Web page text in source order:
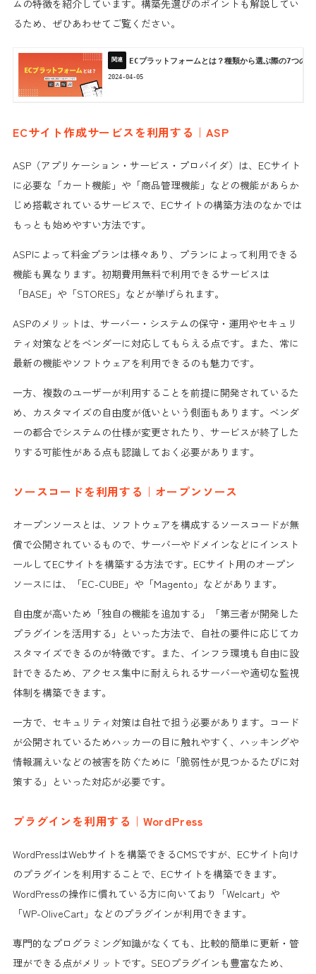
ムの特徴を紹介しています。構築先選びのポイントも解説してい
るため、ぜひあわせてご覧ください。
ECプラットフォームとは？種類から選ぶ際の7つの
2024-04-05
ECサイト作成サービスを利用する｜ASP
ASP（アプリケーション・サービス・プロバイダ）は、ECサイト
に必要な「カート機能」や「商品管理機能」などの機能があらか
じめ搭載されているサービスで、ECサイトの構築方法のなかでは
もっとも始めやすい方法です。
ASPによって料金プランは様々あり、プランによって利用できる
機能も異なります。初期費用無料で利用できるサービスは
「BASE」や「STORES」などが挙げられます。
ASPのメリットは、サーバー・システムの保守・運用やセキュリ
ティ対策などをベンダーに対応してもらえる点です。また、常に
最新の機能やソフトウェアを利用できるのも魅力です。
一方、複数のユーザーが利用することを前提に開発されているた
め、カスタマイズの自由度が低いという側面もあります。ベンダ
ーの都合でシステムの仕様が変更されたり、サービスが終了した
りする可能性がある点も認識しておく必要があります。
ソースコードを利用する｜オープンソース
オープンソースとは、ソフトウェアを構成するソースコードが無
償で公開されているもので、サーバーやドメインなどにインスト
ールしてECサイトを構築する方法です。ECサイト用のオープン
ソースには、「EC-CUBE」や「Magento」などがあります。
自由度が高いため「独自の機能を追加する」「第三者が開発した
プラグインを活用する」といった方法で、自社の要件に応じてカ
スタマイズできるのが特徴です。また、インフラ環境も自由に設
計できるため、アクセス集中に耐えられるサーバーや適切な監視
体制を構築できます。
一方で、セキュリティ対策は自社で担う必要があります。コード
が公開されているためハッカーの目に触れやすく、ハッキングや
情報漏えいなどの被害を防ぐために「脆弱性が見つかるたびに対
策する」といった対応が必要です。
プラグインを利用する｜WordPress
WordPressはWebサイトを構築できるCMSですが、ECサイト向け
のプラグインを利用することで、ECサイトを構築できます。
WordPressの操作に慣れている方に向いており「Welcart」や
「WP-OliveCart」などのプラグインが利用できます。
専門的なプログラミング知識がなくても、比較的簡単に更新・管
理ができる点がメリットです。SEOプラグインも豊富なため、